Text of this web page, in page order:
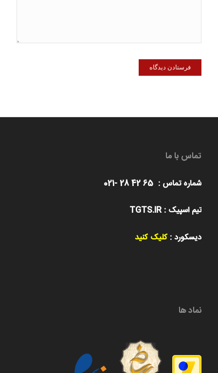
تماس با ما
شماره تماس : 65 42 28 -021
تیم اسپیک : TGTS.IR
دیسکورد :کلیک کنید
نماد ها